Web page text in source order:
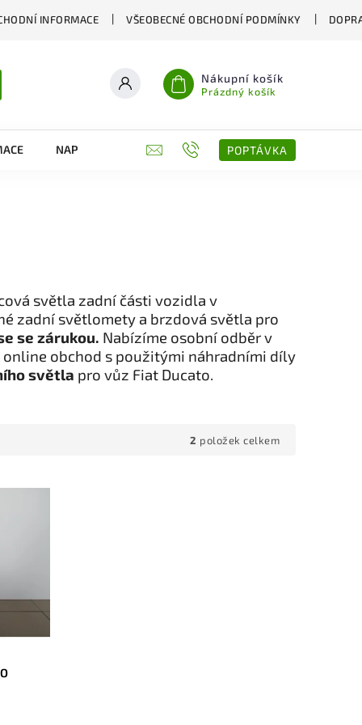
INFORMACE VŠEOBECNÉ OBCHODNÍ PODMÍNKY
Nákupní košík
Prázdný košík
NAPIŠTE NÁM KONTAKTY POPTÁVKA
světla zadní části vozidla v
zadní světlomety a brzdová světla pro
se zárukou. Nabízíme osobní odběr v
online obchod s použitými náhradními díly
světla pro vůz Fiat Ducato.
2 položek celkem